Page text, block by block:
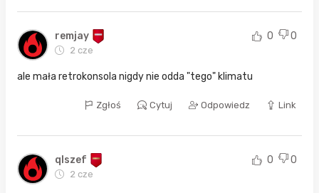
remjay
2 cze
0 0
ale mała retrokonsola nigdy nie odda "tego" klimatu
Zgłoś Cytuj Odpowiedz Link
qlszef
2 cze
0 0